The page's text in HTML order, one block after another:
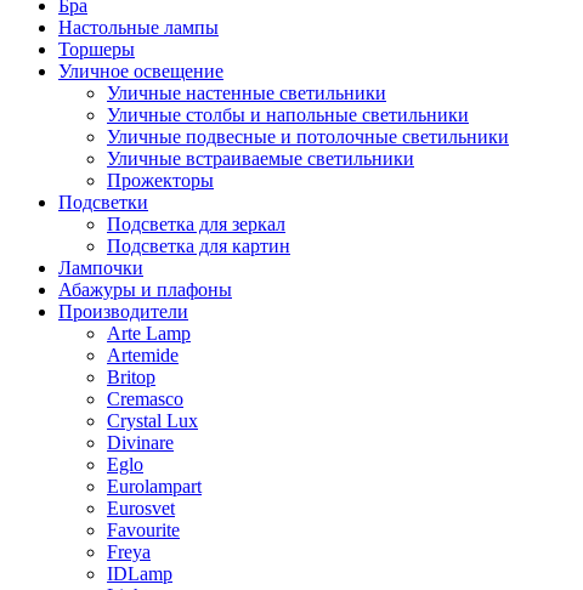
Бра
Настольные лампы
Торшеры
Уличное освещение
Уличные настенные светильники
Уличные столбы и напольные светильники
Уличные подвесные и потолочные светильники
Уличные встраиваемые светильники
Прожекторы
Подсветки
Подсветка для зеркал
Подсветка для картин
Лампочки
Абажуры и плафоны
Производители
Arte Lamp
Artemide
Britop
Cremasco
Crystal Lux
Divinare
Eglo
Eurolampart
Eurosvet
Favourite
Freya
IDLamp